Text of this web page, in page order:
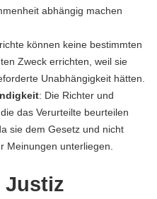
abhängig machen
können keine bestimmten
Zweck errichten, weil sie
Unabhängigkeit hätten.
: Die Richter und
das Verurteilte beurteilen
sie dem Gesetz und nicht
Meinungen unterliegen.
Justiz